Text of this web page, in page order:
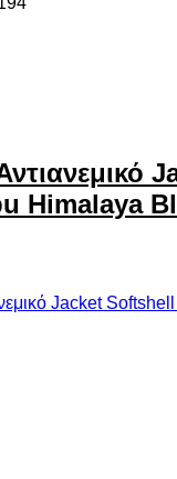
Himalaya